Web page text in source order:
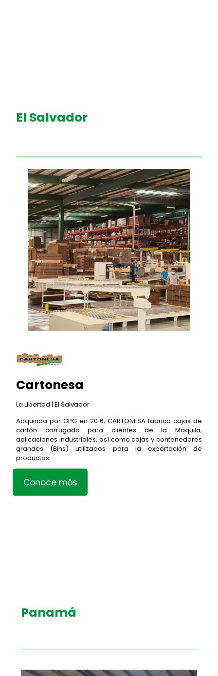
El Salvador
Cartonesa
La Libertad | El Salvador
Adquirida por GPG en 2016, CARTONESA fabrica cajas de
cartón corrugado para clientes de la Maquila,
aplicaciones industriales, así como cajas y contenedores
grandes (Bins) utilizados para la exportación de
productos.
Conoce más
Panamá